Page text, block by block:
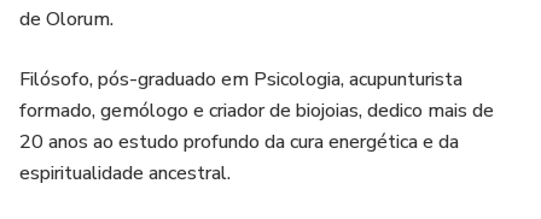
de Olorum.
Filósofo, pós-graduado em Psicologia, acupunturista
formado, gemólogo e criador de biojoias, dedico mais de
20 anos ao estudo profundo da cura energética e da
espiritualidade ancestral.